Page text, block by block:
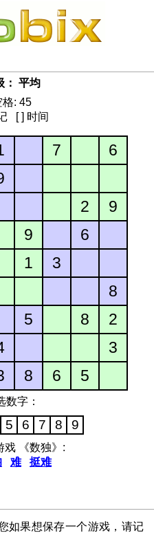
： 平均
格: 45
[ ] 时间
7
6
2
9
9
6
1
3
8
5 8
2
3
8 6 5
数字：
5 6 7 8 9
戏 《数独》:
难 挺难
如果想保存一个游戏，请记